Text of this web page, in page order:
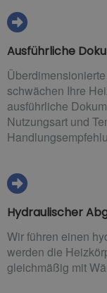
Ausführliche
schwächen Ihre
ausführliche
Nutzungsart und
Hydraulischer
Wir führen einen
werden die
gleichmäßig mit